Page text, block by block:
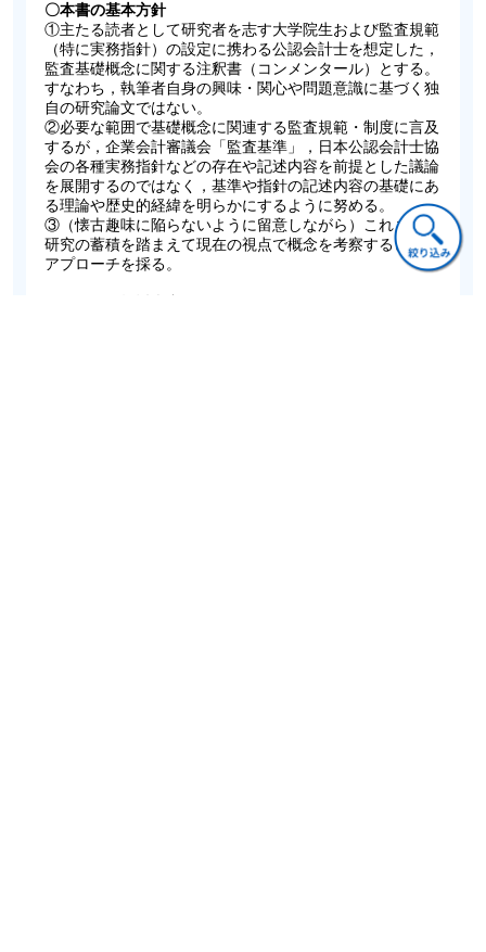
〇本書の基本方針
①主たる読者として研究者を志す大学院生および監査規範
（特に実務指針）の設定に携わる公認会計士を想定した，
監査基礎概念に関する注釈書（コンメンタール）とする。
すなわち，執筆者自身の興味・関心や問題意識に基づく独
自の研究論文ではない。
②必要な範囲で基礎概念に関連する監査規範・制度に言及
するが，企業会計審議会「監査基準」，日本公認会計士協
会の各種実務指針などの存在や記述内容を前提とした議論
を展開するのではなく，基準や指針の記述内容の基礎にあ
る理論や歴史的経緯を明らかにするように努める。
③（懐古趣味に陥らないように留意しながら）これまでの
研究の蓄積を踏まえて現在の視点で概念を考察するという
アプローチを採る。